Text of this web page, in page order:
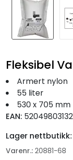
Fleksibel
Armert nylon
55 liter
530 x 705 mm
EAN:
Lager nettbutikk:
Varenr.: 20881-68
Nyheter